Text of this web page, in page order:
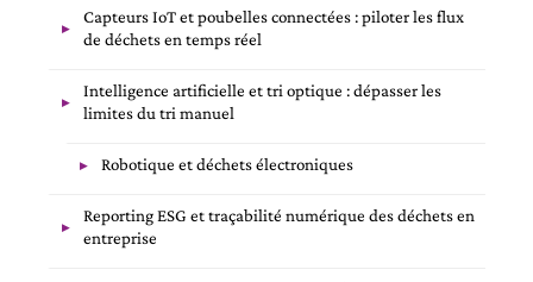
Capteurs IoT et poubelles connectées : piloter les flux
de déchets en temps réel
Intelligence artificielle et tri optique : dépasser les
limites du tri manuel
Robotique et déchets électroniques
Reporting ESG et traçabilité numérique des déchets en
entreprise